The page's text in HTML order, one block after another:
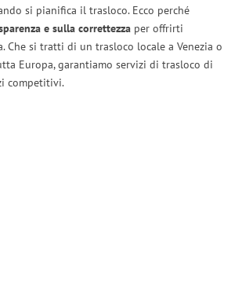
si pianifica il trasloco. Ecco perché
e sulla correttezza per offrirti
Che si tratti di un trasloco locale a Venezia o
Europa, garantiamo servizi di trasloco di
competitivi.